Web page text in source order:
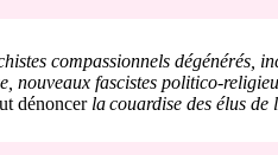
compassionnels dégénérés,
nouveaux fascistes politico-
dénoncer lacouardise des élus de